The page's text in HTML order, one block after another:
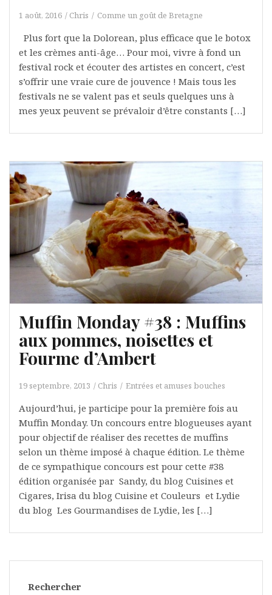
1 août, 2016 Chris Comme un goût de Bretagne
Plus fort que la Dolorean, plus efficace que le botox
et les crèmes anti-âge… Pour moi, vivre à fond un
festival rock et écouter des artistes en concert, c’est
s’offrir une vraie cure de jouvence ! Mais tous les
festivals ne se valent pas et seuls quelques uns à
mes yeux peuvent se prévaloir d’être constants […]
Muffin Monday #38 : Muffins
aux pommes, noisettes et
Fourme d’Ambert
19 septembre, 2013 Chris Entrées et amuses bouches
Aujourd’hui, je participe pour la première fois au
Muffin Monday. Un concours entre blogueuses ayant
pour objectif de réaliser des recettes de muffins
selon un thème imposé à chaque édition. Le thème
de ce sympathique concours est pour cette #38
édition organisée par Sandy, du blog Cuisines et
Cigares, Irisa du blog Cuisine et Couleurs et Lydie
du blog Les Gourmandises de Lydie, les […]
Rechercher